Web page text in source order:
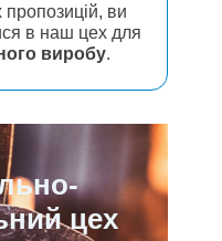
пропозицій, ви
в наш цех для
виробу.
цех